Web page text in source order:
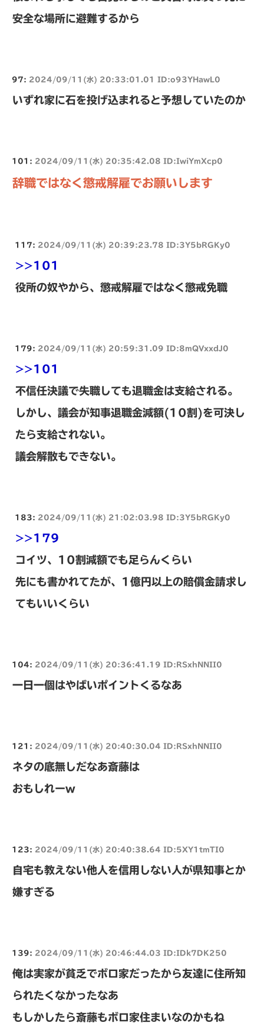
安全な場所に避難するから
97: 2024/09/11(水) 20:33:01.01 ID:o93YHawL0
いずれ家に石を投げ込まれると予想していたのか
101: 2024/09/11(水) 20:35:42.08 ID:IwiYmXcp0
辞職ではなく懲戒解雇でお願いします
117: 2024/09/11(水) 20:39:23.78 ID:3Y5bRGKy0
>>101
役所の奴やから、懲戒解雇ではなく懲戒免職
179: 2024/09/11(水) 20:59:31.09 ID:8mQVxxdJ0
>>101
不信任決議で失職しても退職金は支給される。
しかし、議会が知事退職金減額(10割)を可決し
たら支給されない。
議会解散もできない。
183: 2024/09/11(水) 21:02:03.98 ID:3Y5bRGKy0
>>179
コイツ、10割減額でも足らんくらい
先にも書かれてたが、1億円以上の賠償金請求し
てもいいくらい
104: 2024/09/11(水) 20:36:41.19 ID:RSxhNNII0
一日一個はやばいポイントくるなあ
121: 2024/09/11(水) 20:40:30.04 ID:RSxhNNII0
ネタの底無しだなあ斎藤は
おもしれーw
123: 2024/09/11(水) 20:40:38.64 ID:5XY1tmTI0
自宅も教えない他人を信用しない人が県知事とか
嫌すぎる
139: 2024/09/11(水) 20:46:44.03 ID:IDk7DK250
俺は実家が貧乏でボロ家だったから友達に住所知
られたくなかったなあ
もしかしたら斎藤もボロ家住まいなのかもね